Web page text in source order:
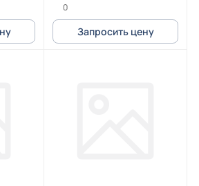
0
Запросить цену